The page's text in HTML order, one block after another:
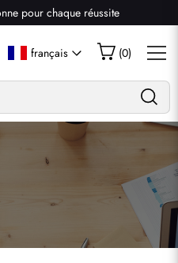
pour chaque réussite
français (0)